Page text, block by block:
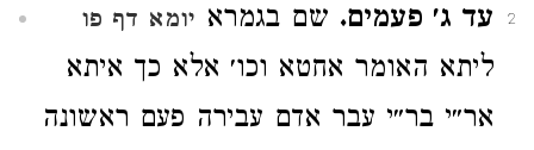
2 עד ג׳ פעמים. שם בגמרא יומא דף פו
ליתא האומר אחטא וכו׳ אלא כך איתא
אר״י בר״י עבר אדם עבירה פעם ראשונה